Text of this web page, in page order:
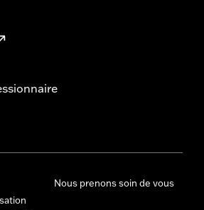
Nous prenons soin de vous